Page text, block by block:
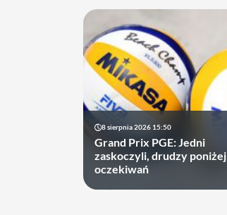
8 sierpnia 2026 15:50
Grand Prix PGE: Jedni
zaskoczyli, drudzy poniżej
oczekiwań